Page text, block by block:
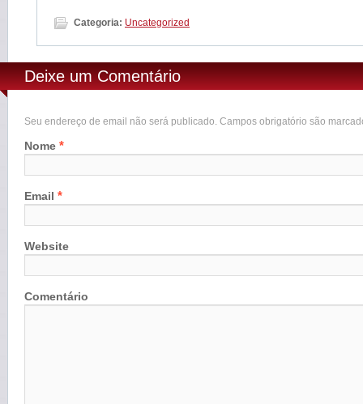
Categoria: Uncategorized
Deixe um Comentário
Seu endereço de email não será publicado. Campos obrigatório são
Nome *
Email *
Website
Comentário